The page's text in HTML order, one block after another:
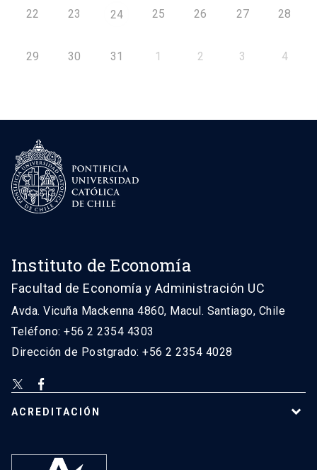
22 23 24 25 26 27 28
29 30 31 1 2 3 4
Instituto de Economía
Facultad de Economía y Administración UC
Avda. Vicuña Mackenna 4860, Macul. Santiago, Chile
Teléfono: +56 2 2354 4303
Dirección de Postgrado: +56 2 2354 4028
ACREDITACIÓN